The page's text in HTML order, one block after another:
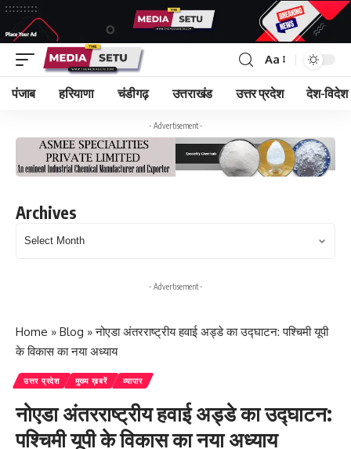
Aa
पंजाब हरियाणा चंडीगढ़ उत्तराखंड उत्तर प्रदेश देश-विदेश
- Advertisement -
Archives
- Advertisement -
Home » Blog »नोएडा अंतरराष्ट्रीय हवाई अड्डे का उद्घाटन: पश्चिमी यूपी
के विकास का नया अध्याय
उत्तर प्रदेश मुख्य ख़बरें व्यापार
नोएडा अंतरराष्ट्रीय हवाई अड्डे का उद्घाटन:
पश्चिमी यूपी के विकास का नया अध्याय